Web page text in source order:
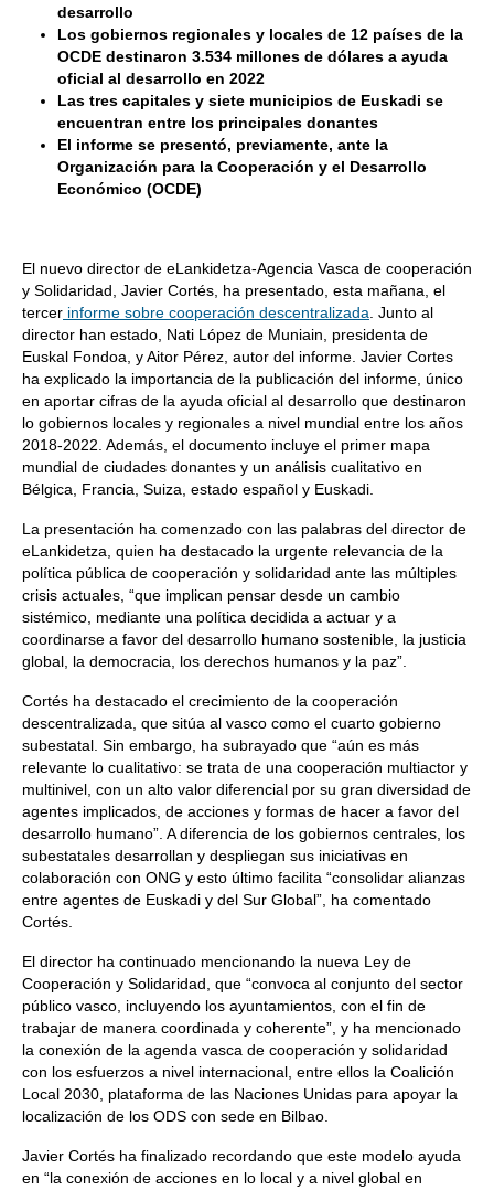
desarrollo
Los gobiernos regionales y locales de 12 países de la
OCDE destinaron 3.534 millones de dólares a ayuda
oficial al desarrollo en 2022
Las tres capitales y siete municipios de Euskadi se
encuentran entre los principales donantes
El informe se presentó, previamente, ante la
Organización para la Cooperación y el Desarrollo
Económico (OCDE)
El nuevo director de eLankidetza-Agencia Vasca de cooperación
y Solidaridad, Javier Cortés, ha presentado, esta mañana, el
tercer informe sobre cooperación descentralizada . Junto al
director han estado, Nati López de Muniain, presidenta de
Euskal Fondoa, y Aitor Pérez, autor del informe. Javier Cortes
ha explicado la importancia de la publicación del informe, único
en aportar cifras de la ayuda oficial al desarrollo que destinaron
lo gobiernos locales y regionales a nivel mundial entre los años
2018-2022. Además, el documento incluye el primer mapa
mundial de ciudades donantes y un análisis cualitativo en
Bélgica, Francia, Suiza, estado español y Euskadi.
La presentación ha comenzado con las palabras del director de
eLankidetza, quien ha destacado la urgente relevancia de la
política pública de cooperación y solidaridad ante las múltiples
crisis actuales, “que implican pensar desde un cambio
sistémico, mediante una política decidida a actuar y a
coordinarse a favor del desarrollo humano sostenible, la justicia
global, la democracia, los derechos humanos y la paz”.
Cortés ha destacado el crecimiento de la cooperación
descentralizada, que sitúa al vasco como el cuarto gobierno
subestatal. Sin embargo, ha subrayado que “aún es más
relevante lo cualitativo: se trata de una cooperación multiactor y
multinivel, con un alto valor diferencial por su gran diversidad de
agentes implicados, de acciones y formas de hacer a favor del
desarrollo humano”. A diferencia de los gobiernos centrales, los
subestatales desarrollan y despliegan sus iniciativas en
colaboración con ONG y esto último facilita “consolidar alianzas
entre agentes de Euskadi y del Sur Global”, ha comentado
Cortés.
El director ha continuado mencionando la nueva Ley de
Cooperación y Solidaridad, que “convoca al conjunto del sector
público vasco, incluyendo los ayuntamientos, con el fin de
trabajar de manera coordinada y coherente”, y ha mencionado
la conexión de la agenda vasca de cooperación y solidaridad
con los esfuerzos a nivel internacional, entre ellos la Coalición
Local 2030, plataforma de las Naciones Unidas para apoyar la
localización de los ODS con sede en Bilbao.
Javier Cortés ha finalizado recordando que este modelo ayuda
en “la conexión de acciones en lo local y a nivel global en